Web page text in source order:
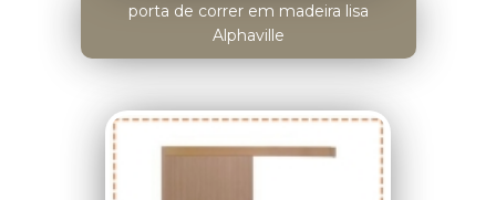
porta de correr em madeira lisa
Alphaville